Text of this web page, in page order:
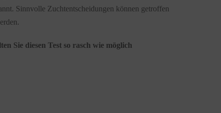
Sinnvolle Zuchtentscheidungen können getroffen
Sie diesen Test so rasch wie möglich